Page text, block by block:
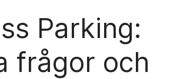
Parking:
frågor och